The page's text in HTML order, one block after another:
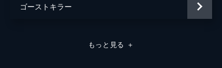
ゴーストキラー
もっと見る ＋